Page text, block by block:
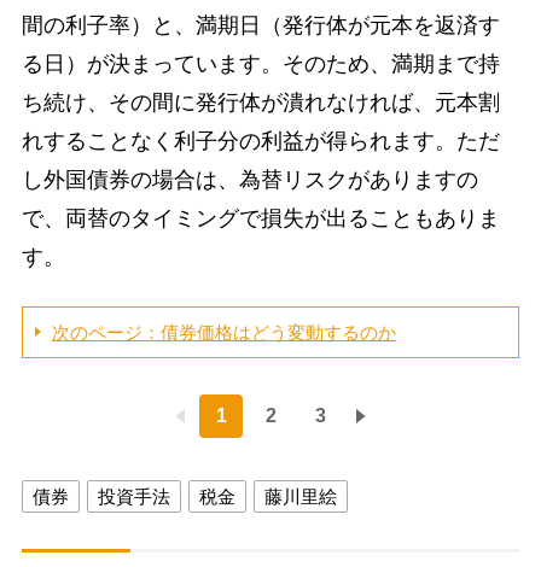
間の利子率）と、満期日（発行体が元本を返済す
る日）が決まっています。そのため、満期まで持
ち続け、その間に発行体が潰れなければ、元本割
れすることなく利子分の利益が得られます。ただ
し外国債券の場合は、為替リスクがありますの
で、両替のタイミングで損失が出ることもありま
す。
次のページ：債券価格はどう変動するのか
1 2 3
債券 投資手法 税金 藤川里絵